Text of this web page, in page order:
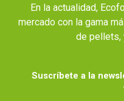
En la actualidad,
mercado con la gama
de pellets,
Suscríbete a la